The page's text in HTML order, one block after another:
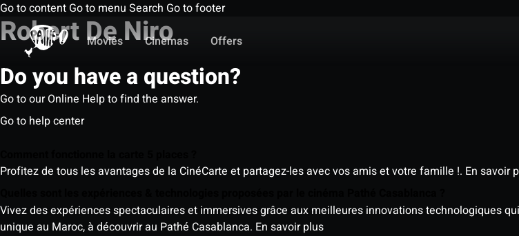
Go to content Go to menu Search Go to footer
Movies
Cinemas Offers
Robert De Niro
Do you have a question?
Go to our Online Help to find the answer.
Go to help center
Profitez de tous les avantages de la CinéCarte et partagez-les avec vos amis et votre famille !. En savoir
Vivez des expériences spectaculaires et immersives grâce aux meilleures innovations technologiques
unique au Maroc, à découvrir au Pathé Casablanca. En savoir plus